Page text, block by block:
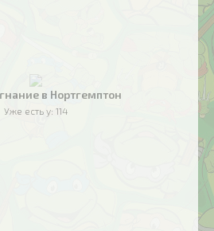
в Нортгемптон
Уже есть у: 114